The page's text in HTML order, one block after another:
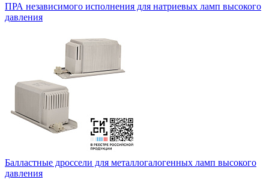
ПРА независимого исполнения для натриевых ламп высокого
давления
Балластные дроссели для металлогалогенных ламп высокого
давления